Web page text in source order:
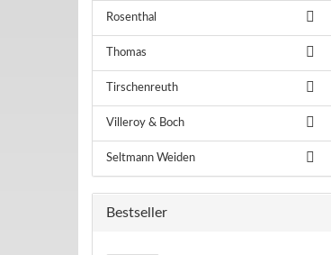
Rosenthal
Thomas
Tirschenreuth
Villeroy & Boch
Seltmann Weiden
Bestseller